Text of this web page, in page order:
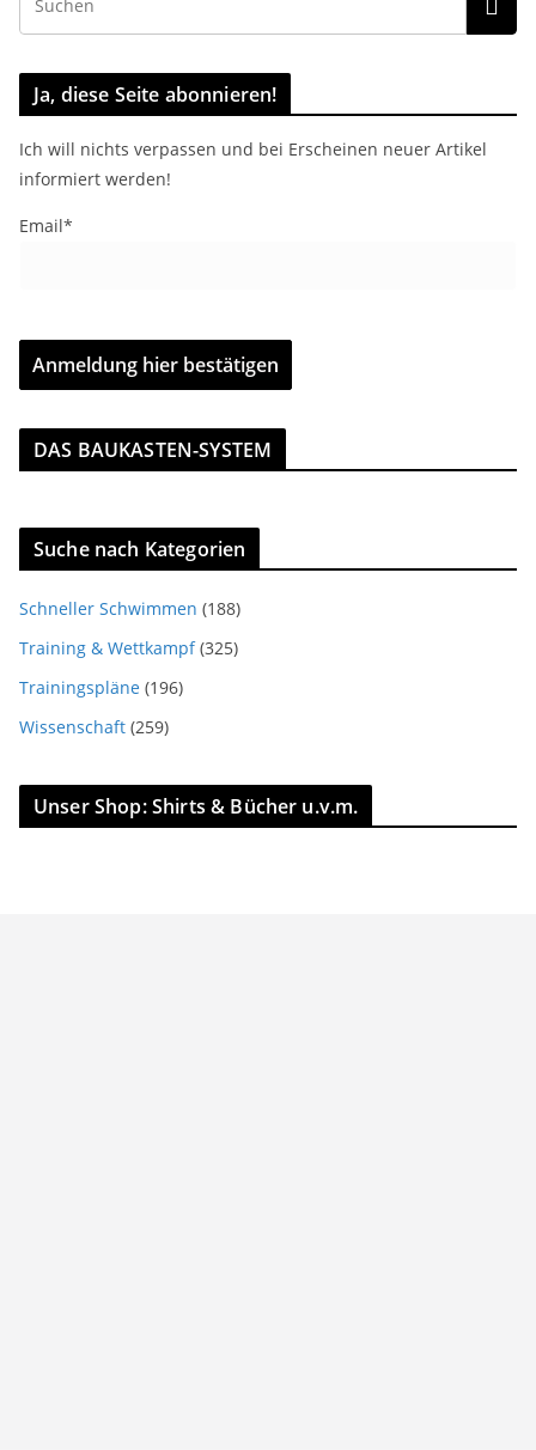
Ja, diese Seite abonnieren!
Ich will nichts verpassen und bei Erscheinen neuer Artikel
informiert werden!
Email*
DAS BAUKASTEN-SYSTEM
Suche nach Kategorien
Schneller Schwimmen (188)
Training & Wettkampf(325)
Trainingspläne (196)
Wissenschaft (259)
Unser Shop: Shirts & Bücher u.v.m.